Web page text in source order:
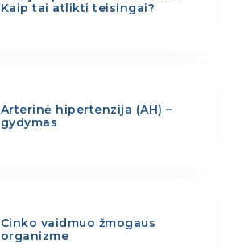
Kaip tai atlikti teisingai?
Arterinė hipertenzija (AH) –
gydymas
Cinko vaidmuo žmogaus
organizme